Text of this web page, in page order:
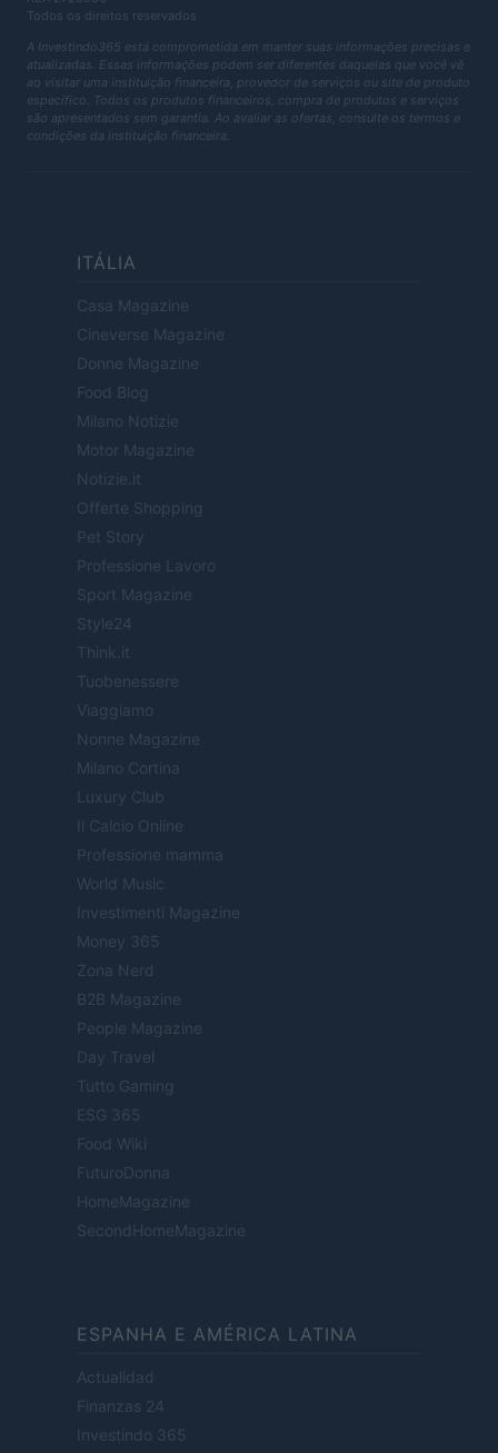
Todos os direitos reservados
A Investindo365 está comprometida em manter suas informações precisas e
atualizadas. Essas informações podem ser diferentes daquelas que você vê
ao visitar uma instituição financeira, provedor de serviços ou site de produto
específico. Todos os produtos financeiros, compra de produtos e serviços
são apresentados sem garantia. Ao avaliar as ofertas, consulte os termos e
condições da instituição financeira.
ITÁLIA
Casa Magazine
Cineverse Magazine
Donne Magazine
Food Blog
Milano Notizie
Motor Magazine
Notizie.it
Offerte Shopping
Pet Story
Professione Lavoro
Sport Magazine
Style24
Think.it
Tuobenessere
Viaggiamo
Nonne Magazine
Milano Cortina
Luxury Club
Il Calcio Online
Professione mamma
World Music
Investimenti Magazine
Money 365
Zona Nerd
B2B Magazine
People Magazine
Day Travel
Tutto Gaming
ESG 365
Food Wiki
FuturoDonna
HomeMagazine
SecondHomeMagazine
ESPANHA E AMÉRICA LATINA
Actualidad
Finanzas 24
Investindo 365